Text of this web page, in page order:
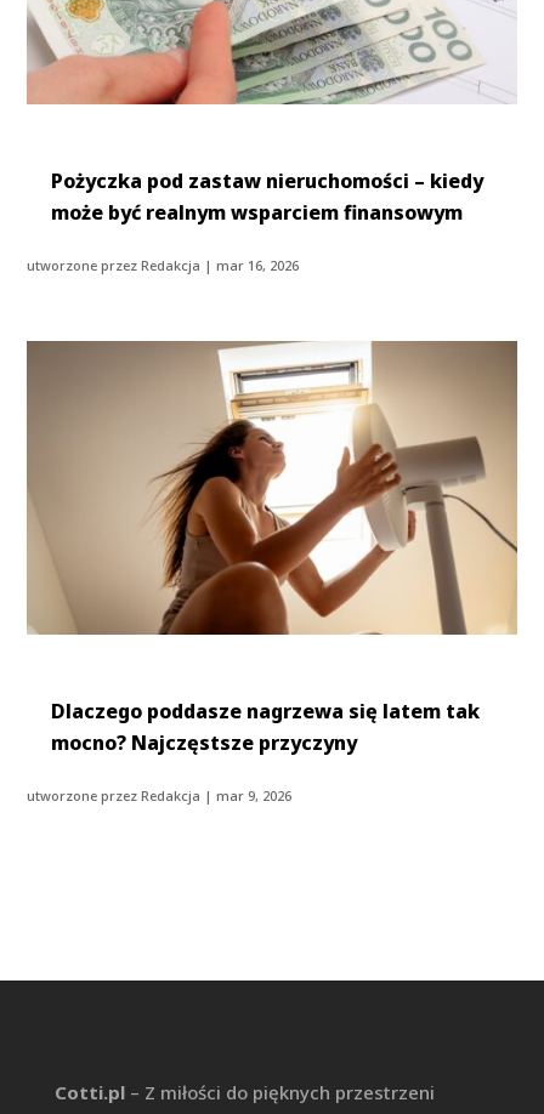
Pożyczka pod zastaw nieruchomości – kiedy
może być realnym wsparciem finansowym
utworzone przezRedakcja |mar 16, 2026
Dlaczego poddasze nagrzewa się latem tak
mocno? Najczęstsze przyczyny
utworzone przezRedakcja |mar 9, 2026
Cotti.pl– Z miłości do pięknych przestrzeni